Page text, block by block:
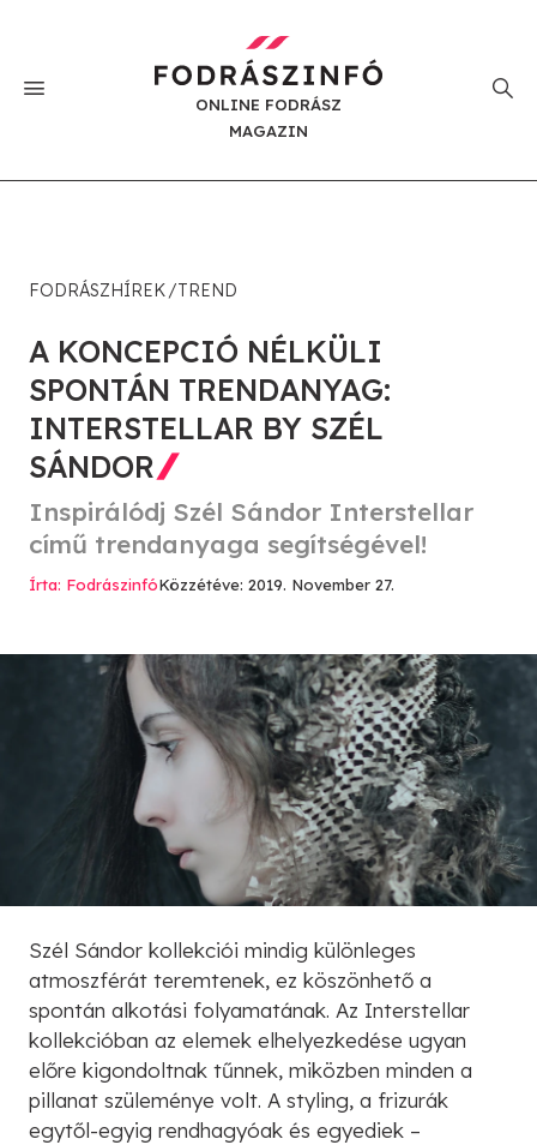
ONLINE FODRÁSZ
MAGAZIN
FODRÁSZHÍREK TREND
A KONCEPCIÓ NÉLKÜLI
SPONTÁN TRENDANYAG:
INTERSTELLAR BY SZÉL
SÁNDOR
Inspirálódj Szél Sándor Interstellar
című trendanyaga segítségével!
Írta: FodrászinfóKözzétéve: 2019. November 27.
Szél Sándor kollekciói mindig különleges
atmoszférát teremtenek, ez köszönhető a
spontán alkotási folyamatának. Az Interstellar
kollekcióban az elemek elhelyezkedése ugyan
előre kigondoltnak tűnnek, miközben minden a
pillanat szüleménye volt. A styling, a frizurák
egytől-egyig rendhagyóak és egyediek –